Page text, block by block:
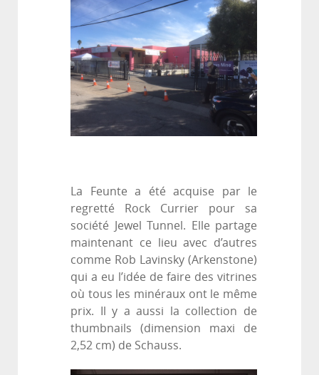
La Feunte a été acquise par le
regretté Rock Currier pour sa
société Jewel Tunnel. Elle partage
maintenant ce lieu avec d’autres
comme Rob Lavinsky (Arkenstone)
qui a eu l’idée de faire des vitrines
où tous les minéraux ont le même
prix. Il y a aussi la collection de
thumbnails (dimension maxi de
2,52 cm) de Schauss.